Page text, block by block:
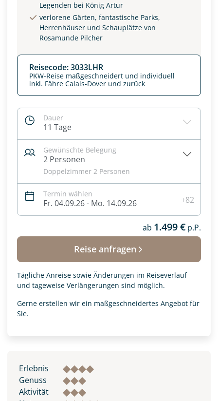
Legenden bei König Artur
verlorene Gärten, fantastische Parks,
Herrenhäuser und Schauplätze von
Rosamunde Pilcher
Reisecode: 3033LHR
PKW-Reise maßgeschneidert und individuell
inkl. Fähre Calais-Dover und zurück
Dauer
11 Tage
Gewünschte Belegung
2 Personen
Doppelzimmer 2 Personen
Termin wählen
Fr. 04.09.26 - Mo. 14.09.26 +82
ab 1.499 € p.P.
Reise anfragen
Tägliche Anreise sowie Änderungen im Reiseverlauf
und tageweise Verlängerungen sind möglich.
Gerne erstellen wir ein maßgeschneidertes Angebot für
Sie.
Erlebnis
Genuss
Aktivität